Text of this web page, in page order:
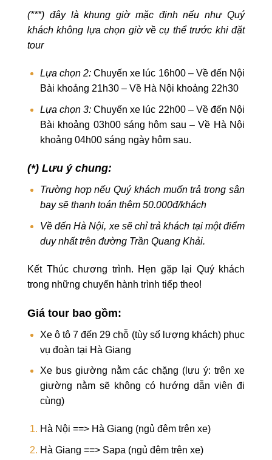
(***) đây là khung giờ mặc định nếu như Quý
khách không lựa chọn giờ về cụ thể trước khi đặt
tour
Lựa chọn 2: Chuyến xe lúc 16h00 – Về đến Nội
Bài khoảng 21h30 – Về Hà Nội khoảng 22h30
Lựa chọn 3: Chuyến xe lúc 22h00 – Về đến Nội
Bài khoảng 03h00 sáng hôm sau – Về Hà Nội
khoảng 04h00 sáng ngày hôm sau.
(*) Lưu ýchung:
Trường hợp nếu Quý khách muốn trả trong sân
bay sẽ thanh toán thêm 50.000đ/khách
Về đến Hà Nội, xe sẽ chỉ trả khách tại một điểm
duy nhấttrên đường Trần Quang Khải.
Kết Thúc chương trình. Hẹn gặp lại Quý khách
trong những chuyến hành trình tiếp theo!
Giá tour bao gồm:
Xe ô tô 7 đến 29 chỗ (tùy số lượng khách) phục
vụ đoàn tại Hà Giang
Xe bus giường nằm các chặng (lưu ý: trên xe
giường nằm sẽ không có hướng dẫn viên đi
cùng)
Hà Nội ==> Hà Giang (ngủ đêm trên xe)
Hà Giang ==> Sapa (ngủ đêm trên xe)